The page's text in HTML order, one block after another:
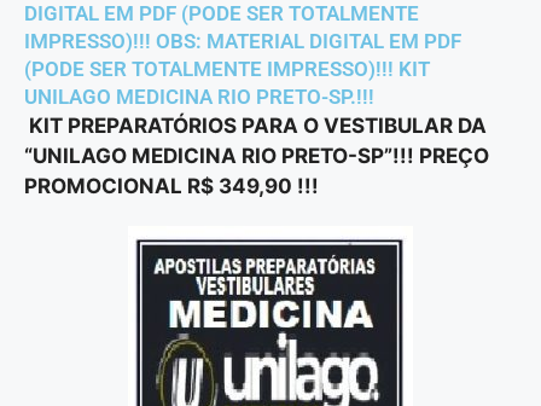
DIGITAL EM PDF (PODE SER TOTALMENTE
IMPRESSO)!!! OBS: MATERIAL DIGITAL EM PDF
(PODE SER TOTALMENTE IMPRESSO)!!! KIT
UNILAGO MEDICINA RIO PRETO-SP.!!!
KIT PREPARATÓRIOS PARA O VESTIBULAR DA
“UNILAGO MEDICINA RIO PRETO-SP”!!! PREÇO
PROMOCIONAL R$ 349,90 !!!